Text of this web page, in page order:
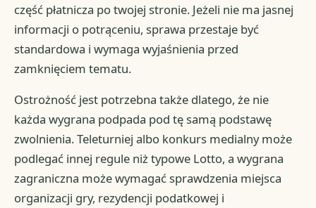
część płatnicza po twojej stronie. Jeżeli nie ma jasnej
informacji o potrąceniu, sprawa przestaje być
standardowa i wymaga wyjaśnienia przed
zamknięciem tematu.
Ostrożność jest potrzebna także dlatego, że nie
każda wygrana podpada pod tę samą podstawę
zwolnienia. Teleturniej albo konkurs medialny może
podlegać innej regule niż typowe Lotto, a wygrana
zagraniczna może wymagać sprawdzenia miejsca
organizacji gry, rezydencji podatkowej i